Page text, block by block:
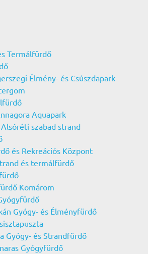
Termálfürdő
Élmény- és Csúszdapark
Aquapark
szabad strand
és Rekreációs Központ
és termálfürdő
Komárom
Gyógy- és Élményfürdő
Gyógy- és Strandfürdő
Gyógyfürdő